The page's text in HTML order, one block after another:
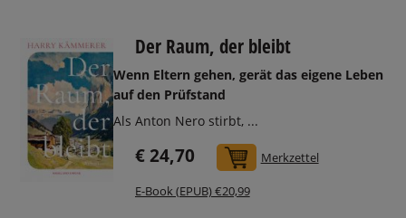
Der Raum, der bleibt
Wenn Eltern gehen, gerät das eigene Leben
auf den Prüfstand
Als Anton Nero stirbt, ...
€ 24,70 In den Warenkorb
Merkzettel
E-Book (EPUB) €20,99